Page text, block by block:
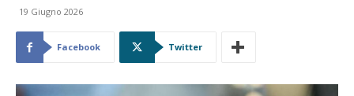
19 Giugno 2026
Facebook Twitter